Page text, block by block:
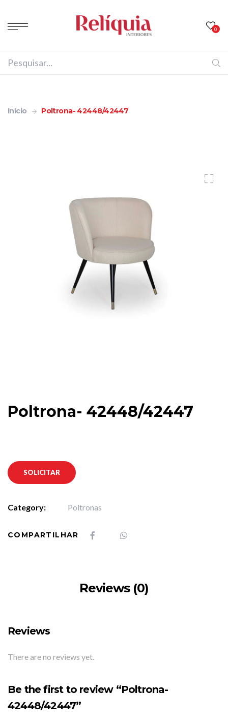
0
Início Poltrona- 42448/42447
Poltrona- 42448/42447
SOLICITAR
Category: Poltronas
COMPARTILHAR
Reviews (0)
Reviews
There are no reviews yet.
Be the first to review “Poltrona-
42448/42447”